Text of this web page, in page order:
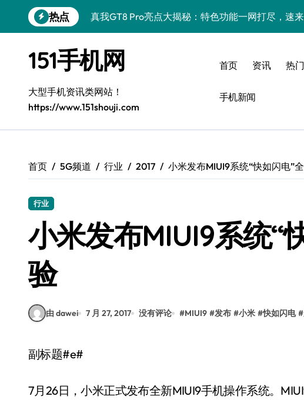
到
热点
真我GT8 Pro亮点大揭秘：特色功能一网打尽，速来
OPPO Find X9 Pro深度揭秘：亮点全解析+超实用
vivo S50 Pro mini来袭！小屏旗舰，亮点速览一触即
REDMI K90深度揭秘：超强配置亮点，一文全掌握！
三星W26资讯速递：智领未来，一键解锁科技新魅
三星Galaxy Z Fold7：创新科技赋能，折叠旗舰一
荣耀WIN资讯秒达，手机实用管家助你快人一步领
151手机网
大型手机资讯类网站！
https://www.151shouji.com
首页 资讯 热
手机新闻
首页 5G频道 行业 2017 小米发布MIUI9系统“快如闪电”
行业
小米发布MIUI9系统“
验
由 dawei 7 月 27, 2017 没有评论 #MIUI9 #发布 #小米 #快如闪电 #
副标题#e#
7月26日，小米正式发布全新MIUI9手机操作系统。